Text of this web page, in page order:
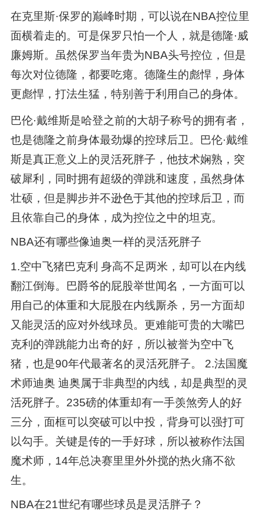
在克里斯·保罗的巅峰时期，可以说在NBA控位里
面横着走的。可是保罗只怕一个人，就是德隆·威
廉姆斯。虽然保罗当年贵为NBA头号控位，但是
每次对位德隆，都要吃瘪。德隆生的彪悍，身体
更彪悍，打法生猛，特别善于利用自己的身体。
巴伦·戴维斯是哈登之前的大胡子称号的拥有者，
也是德隆之前身体最劲爆的控球后卫。巴伦·戴维
斯是真正意义上的灵活死胖子，他技术娴熟，突
破犀利，同时拥有超级的弹跳和速度，虽然身体
壮硕，但是脚步并不逊色于其他的控球后卫，而
且依靠自己的身体，成为控位之中的坦克。
NBA还有哪些像迪奥一样的灵活死胖子
1.空中飞猪巴克利 身高不足两米，却可以在内线
翻江倒海。巴爵爷的屁股举世闻名，一方面可以
用自己的体重和大屁股在内线厮杀，另一方面却
又能灵活的应对外线球员。更难能可贵的大嘴巴
克利的弹跳能力出奇的好，所以被誉为空中飞
猪，也是90年代最著名的灵活死胖子。 2.法国魔
术师迪奥 迪奥属于非典型的内线，却是典型的灵
活死胖子。235磅的体重却有一手羡煞旁人的好
三分，面框可以突破可以中投，背身可以强打可
以勾手。关键是传的一手好球，所以被称作法国
魔术师，14年总决赛里里外外搅的热火痛不欲
生。
NBA在21世纪有哪些球员是灵活胖子？